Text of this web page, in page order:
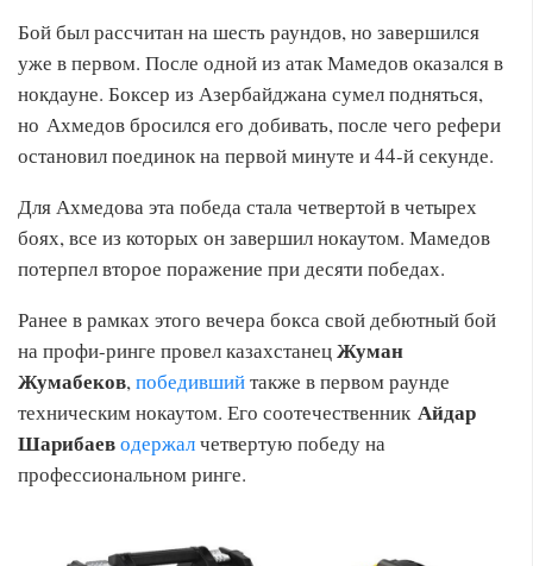
Бой был рассчитан на шесть раундов, но завершился
уже в первом. После одной из атак Мамедов оказался в
нокдауне. Боксер из Азербайджана сумел подняться,
но Ахмедов бросился его добивать, после чего рефери
остановил поединок на первой минуте и 44-й секунде.
Для Ахмедова эта победа стала четвертой в четырех
боях, все из которых он завершил нокаутом. Мамедов
потерпел второе поражение при десяти победах.
Ранее в рамках этого вечера бокса свой дебютный бой
на профи-ринге провел казахстанецЖуман
Жумабеков,победившийтакже в первом раунде
техническим нокаутом. Его соотечественник Айдар
Шарибаеводержалчетвертую победу на
профессиональном ринге.